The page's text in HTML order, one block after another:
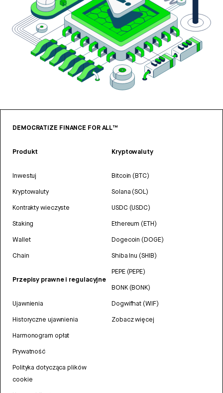
DEMOCRATIZE FINANCE FOR ALL™
Produkt
Inwestuj
Kryptowaluty
Kontrakty wieczyste
Staking
Wallet
Chain
Przepisy prawne i regulacyjne
Ujawnienia
Historyczne ujawnienia
Harmonogram opłat
Prywatność
Polityka dotycząca plików
cookie
Kryptowaluty
Bitcoin (BTC)
Solana (SOL)
USDC (USDC)
Ethereum (ETH)
Dogecoin (DOGE)
Shiba Inu (SHIB)
PEPE (PEPE)
BONK (BONK)
Dogwifhat (WIF)
Zobacz więcej